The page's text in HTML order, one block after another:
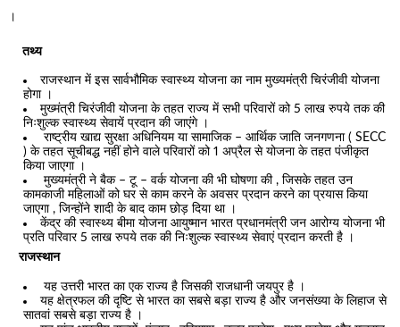
।
तथ्य
राजस्थान में इस सार्वभौमिक स्वास्थ्य योजना का नाम मुख्यमंत्री चिरंजीवी योजना
होगा ।
मुख्मंत्री चिरंजीवी योजना के तहत राज्य में सभी परिवारों को 5 लाख रुपये तक की
निःशुल्क स्वास्थ्य सेवायें प्रदान की जाएंगे ।
राष्ट्रीय खाद्य सुरक्षा अधिनियम या सामाजिक – आर्थिक जाति जनगणना ( SECC
) के तहत सूचीबद्ध नहीं होने वाले परिवारों को 1 अप्रैल से योजना के तहत पंजीकृत
किया जाएगा ।
मुख्यमंत्री ने बैक – टू – वर्क योजना की भी घोषणा की , जिसके तहत उन
कामकाजी महिलाओं को घर से काम करने के अवसर प्रदान करने का प्रयास किया
जाएगा , जिन्होंने शादी के बाद काम छोड़ दिया था ।
केंद्र की स्वास्थ्य बीमा योजना आयुष्मान भारत प्रधानमंत्री जन आरोग्य योजना भी
प्रति परिवार 5 लाख रुपये तक की निःशुल्क स्वास्थ्य सेवाएं प्रदान करती है ।
राजस्थान
यह उत्तरी भारत का एक राज्य है जिसकी राजधानी जयपुर है ।
यह क्षेत्रफल की दृष्टि से भारत का सबसे बड़ा राज्य है और जनसंख्या के लिहाज से
सातवां सबसे बड़ा राज्य है ।